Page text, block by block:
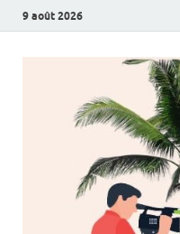
9 août 2026